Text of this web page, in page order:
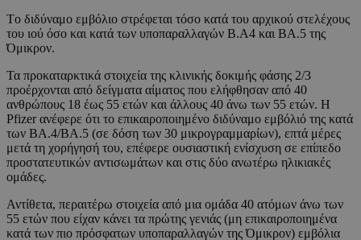
Tο διδύναμο εμβόλιο στρέφεται τόσο κατά του αρχικού στελέχους
του ιού όσο και κατά των υποπαραλλαγών Β.Α4 και ΒΑ.5 της
Όμικρον.
Τα προκαταρκτικά στοιχεία της κλινικής δοκιμής φάσης 2/3
προέρχονται από δείγματα αίματος που ελήφθησαν από 40
ανθρώπους 18 έως 55 ετών και άλλους 40 άνω των 55 ετών. Η
Pfizer ανέφερε ότι το επικαιροποιημένο διδύναμο εμβόλιό της κατά
των ΒΑ.4/ΒΑ.5 (σε δόση των 30 μικρογραμμαρίων), επτά μέρες
μετά τη χορήγησή του, επέφερε ουσιαστική ενίσχυση σε επίπεδο
προστατευτικών αντισωμάτων και στις δύο ανωτέρω ηλικιακές
ομάδες.
Αντίθετα, περαιτέρω στοιχεία από μια ομάδα 40 ατόμων άνω των
55 ετών που είχαν κάνει τα πρώτης γενιάς (μη επικαιροποιημένα
κατά των πιο πρόσφατων υποπαραλλαγών της Όμικρον) εμβόλια